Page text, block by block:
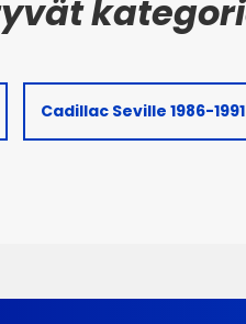
Cadillac Seville 1986-1991